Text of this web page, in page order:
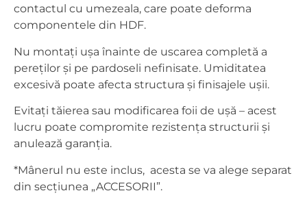
contactul cu umezeala, care poate deforma
componentele din HDF.
Nu montați ușa înainte de uscarea completă a
pereților și pe pardoseli nefinisate. Umiditatea
excesivă poate afecta structura și finisajele ușii.
Evitați tăierea sau modificarea foii de ușă – acest
lucru poate compromite rezistența structurii și
anulează garanția.
*Mânerul nu este inclus, acesta se va alege separat
din secțiunea „ACCESORII”.